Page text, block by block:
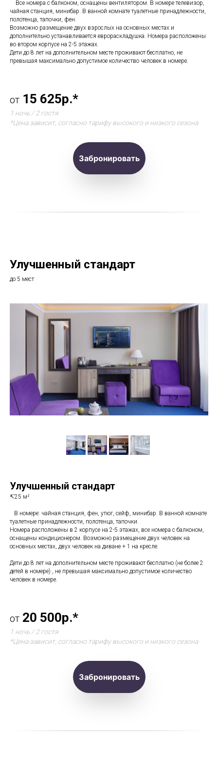
⠀ Все номера с балконом, оснащены вентилятором. В номере телевизор,
чайная станция, минибар. В ванной комнате туалетные принадлежности,
полотенца, тапочки, фен.
Возможно размещение двух взрослых на основных местах и
дополнительно устанавливается еврораскладушка. Номера расположены
во втором корпусе на 2-5 этажах.
Дети до 8 лет на дополнительном месте проживают бесплатно, не
превышая максимально допустимое количество человек в номере.
от 15 625р.*
1 ночь / 2 гостя
*Цена зависит, согласно тарифу высокого и низкого сезона
Забронировать
Улучшенный стандарт
до 5 мест
Улучшенный стандарт
↸25 м²
⠀В номере: чайная станция, фен, утюг, сейф, минибар. В ванной комнате
туалетные принадлежности, полотенца, тапочки.
Номера расположены в 2 корпусе на 2-5 этажах, все номера с балконом,
оснащены кондиционером. Возможно размещение двух человек на
основных местах, двух человек на диване + 1 на кресле.
Дети до 8 лет на дополнительном месте проживают бесплатно (не более 2
детей в номере) , не превышая максимально допустимое количество
человек в номере.
от 20 500р.*
1 ночь / 2 гостя
*Цена зависит, согласно тарифу высокого и низкого сезона
Забронировать